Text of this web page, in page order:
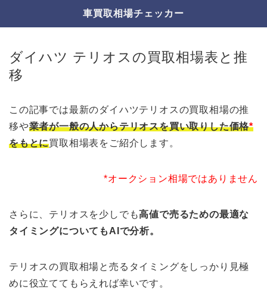
車買取相場チェッカー
ダイハツ テリオスの買取相場表と推
移
この記事では最新のダイハツテリオスの買取相場の推
移や業者が一般の人からテリオスを買い取りした価格*
をもとに買取相場表をご紹介します。
*オークション相場ではありません
さらに、テリオスを少しでも高値で売るための最適な
タイミングについてもAIで分析。
テリオスの買取相場と売るタイミングをしっかり見極
めに役立ててもらえれば幸いです。